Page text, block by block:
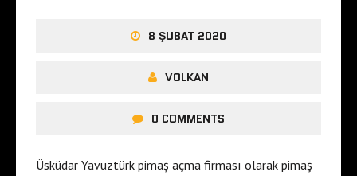
8 ŞUBAT 2020
VOLKAN
0 COMMENTS
Üsküdar Yavuztürk pimaş açma firması olarak pimaş